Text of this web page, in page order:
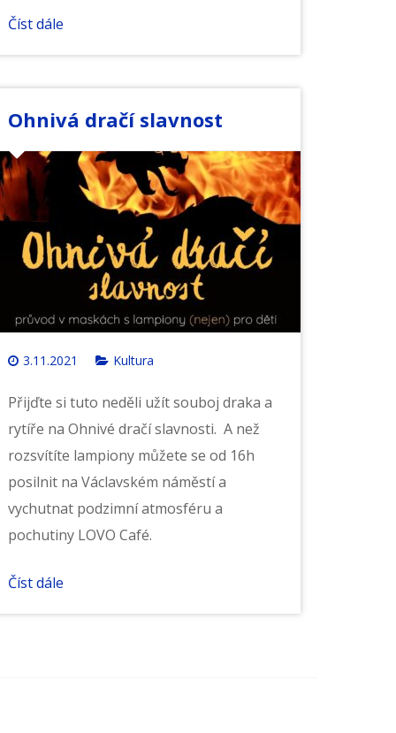
Číst dále
Ohnivá dračí slavnost
3.11.2021 Kultura
Přijďte si tuto neděli užít souboj draka a
rytíře na Ohnivé dračí slavnosti. A než
rozsvítíte lampiony můžete se od 16h
posilnit na Václavském náměstí a
vychutnat podzimní atmosféru a
pochutiny LOVO Café.
Číst dále